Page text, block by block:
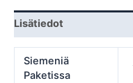
Lisätiedot
Siemeniä
Paketissa